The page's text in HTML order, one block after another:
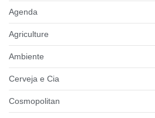
Agenda
Agriculture
Ambiente
Cerveja e Cia
Cosmopolitan